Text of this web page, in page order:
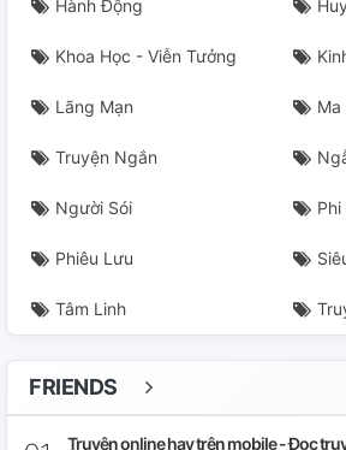
Hành Động
Khoa Học - Viễn Tưởng
Lãng Mạn Ma
Truyện Ngắn
Người Sói
Phiêu Lưu
Tâm Linh
FRIENDS
Truyện online hay trên mobile - Đọc